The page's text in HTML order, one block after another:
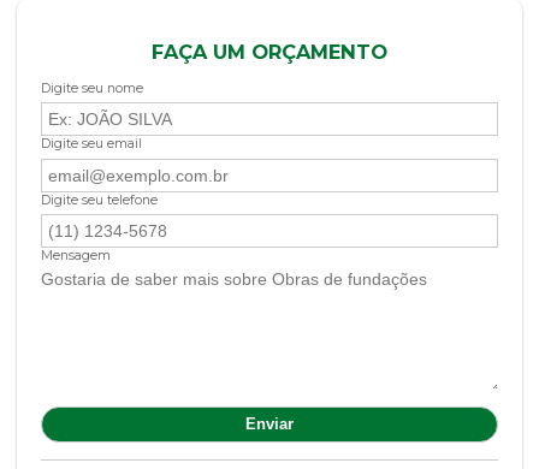
FAÇA UM ORÇAMENTO
Digite seu nome
Digite seu email
Digite seu telefone
Mensagem